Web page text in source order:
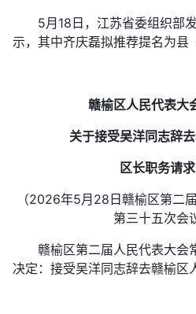
5月18日，江苏省委组织部发
示，其中齐庆磊拟推荐提名为县
赣榆区人民代表大
关于接受吴洋同志辞
区长职务请
（2026年5月28日赣榆区第二
第三十五次会
赣榆区第二届人民代表大会
决定：接受吴洋同志辞去赣榆区